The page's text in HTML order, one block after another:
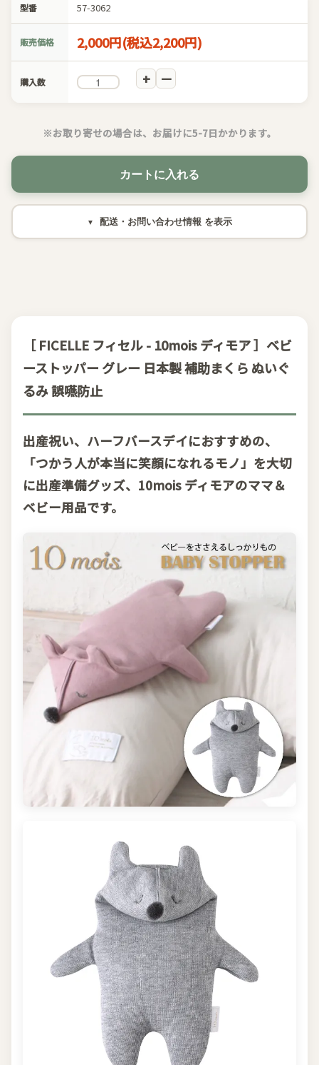
型番 57-3062
販売価格 2,000円(税込2,200円)
購入数
※お取り寄せの場合は、お届けに5-7日かかります。
カートに入れる
配送・お問い合わせ情報
［ FICELLE フィセル - 10mois ディモア ］ベビ
ーストッパー グレー 日本製 補助まくら ぬいぐ
るみ 誤嚥防止
出産祝い、ハーフバースデイにおすすめの、
「つかう人が本当に笑顔になれるモノ」を大切
に出産準備グッズ、10mois ディモアのママ＆
ベビー用品です。